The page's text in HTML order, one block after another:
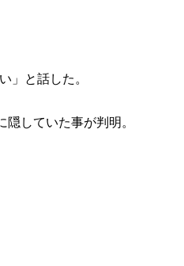
」と話した。
していた事が判明。